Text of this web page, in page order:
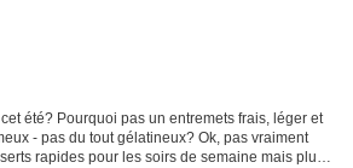
été? Pourquoi pas un entremets frais, léger et
- pas du tout gélatineux? Ok, pas vraiment
rapides pour les soirs de semaine mais plutôt